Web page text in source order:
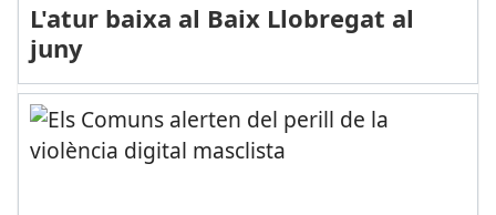
L'atur baixa al Baix Llobregat al
juny